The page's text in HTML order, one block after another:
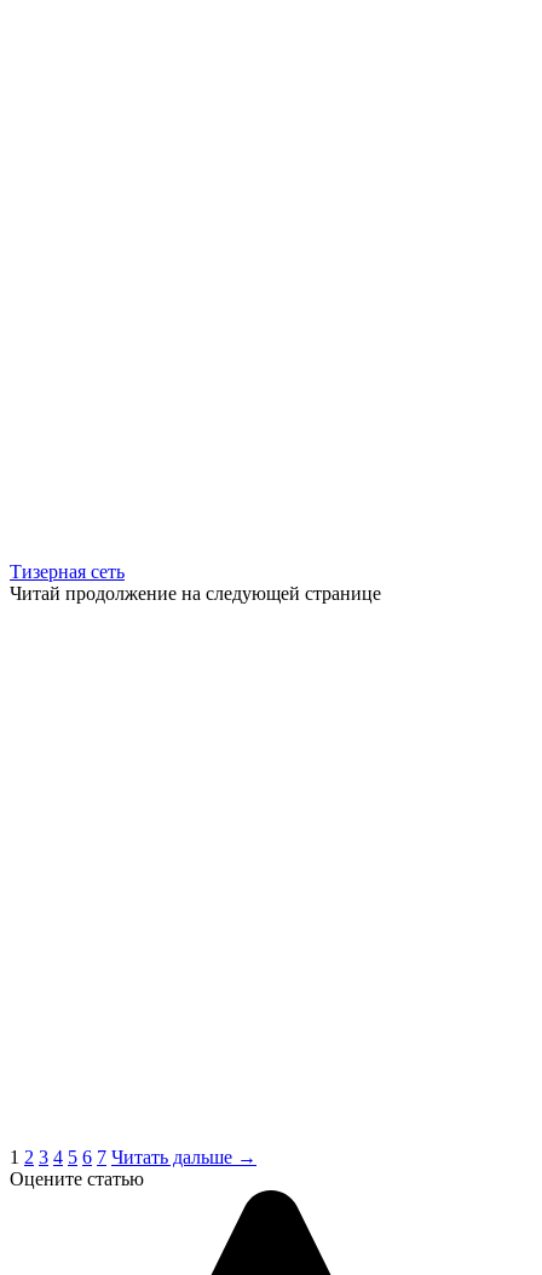
Тизерная сеть
Читай продолжение на следующей странице
1 2 3 4 5 6 7 Читать дальше →
Оцените статью